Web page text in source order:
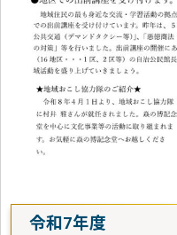
令和7年度